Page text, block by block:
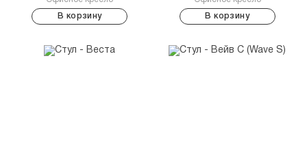
В корзину В корзину